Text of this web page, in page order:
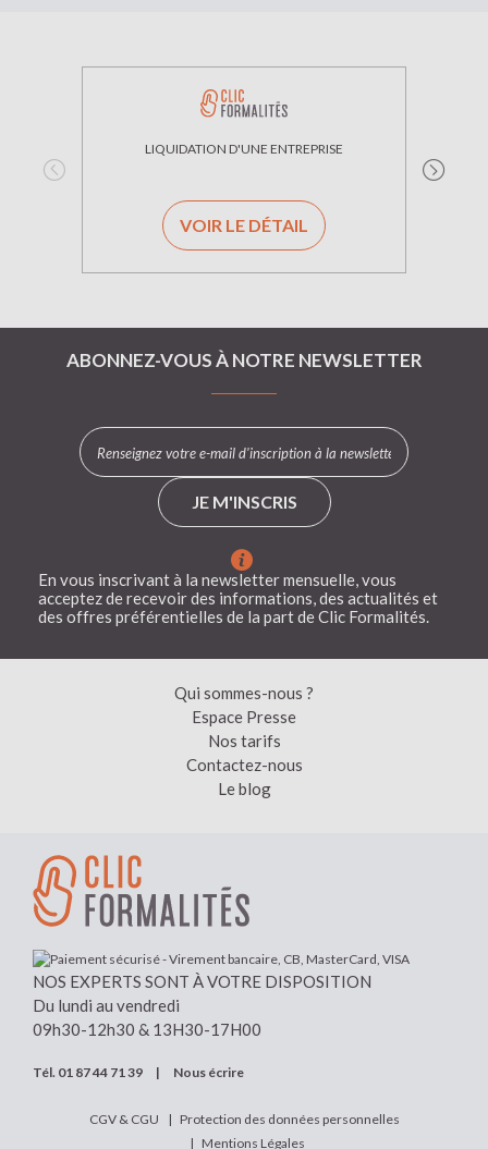
LIQUIDATION D'UNE ENTREPRISE
VOIR LE DÉTAIL
ABONNEZ-VOUS À NOTRE NEWSLETTER
JE M'INSCRIS
En vous inscrivant à la newsletter mensuelle, vous
acceptez de recevoir des informations, des actualités et
des offres préférentielles de la part de Clic Formalités.
Qui sommes-nous ?
Espace Presse
Nos tarifs
Contactez-nous
Le blog
NOS EXPERTS SONT À VOTRE DISPOSITION
Du lundi au vendredi
09h30-12h30 & 13H30-17H00
Tél. 01 87 44 71 39 | Nous écrire
CGV & CGU
Protection des données personnelles
Mentions Légales